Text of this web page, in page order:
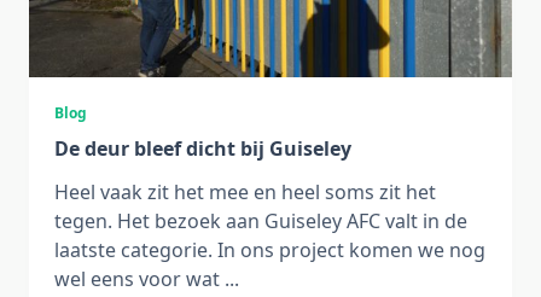
Blog
De deur bleef dicht bij Guiseley
Heel vaak zit het mee en heel soms zit het
tegen. Het bezoek aan Guiseley AFC valt in de
laatste categorie. In ons project komen we nog
wel eens voor wat ...